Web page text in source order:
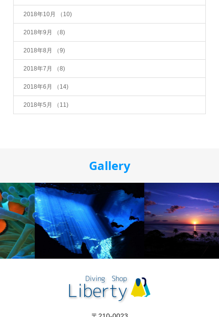
2018年10月 （10)
2018年9月 （8)
2018年8月 （9)
2018年7月 （8)
2018年6月 （14)
2018年5月 （11)
Gallery